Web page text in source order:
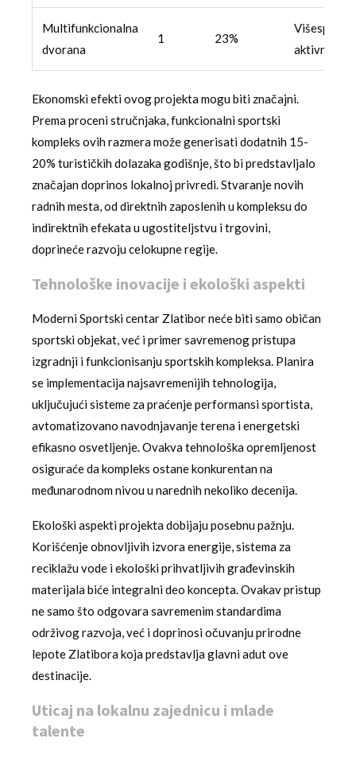
Multifunkcionalna
dvorana
1 23%
aktivnosti
Ekonomski efekti ovog projekta mogu biti značajni.
Prema proceni stručnjaka, funkcionalni sportski
kompleks ovih razmera može generisati dodatnih 15-
20% turističkih dolazaka godišnje, što bi predstavljalo
značajan doprinos lokalnoj privredi. Stvaranje novih
radnih mesta, od direktnih zaposlenih u kompleksu do
indirektnih efekata u ugostiteljstvu i trgovini,
doprineće razvoju celokupne regije.
Tehnološke inovacije i ekološki aspekti
Moderni Sportski centar Zlatibor neće biti samo običan
sportski objekat, već i primer savremenog pristupa
izgradnji i funkcionisanju sportskih kompleksa. Planira
se implementacija najsavremenijih tehnologija,
uključujući sisteme za praćenje performansi sportista,
avtomatizovano navodnjavanje terena i energetski
efikasno osvetljenje. Ovakva tehnološka opremljenost
osiguraće da kompleks ostane konkurentan na
međunarodnom nivou u narednih nekoliko decenija.
Ekološki aspekti projekta dobijaju posebnu pažnju.
Korišćenje obnovljivih izvora energije, sistema za
reciklažu vode i ekološki prihvatljivih građevinskih
materijala biće integralni deo koncepta. Ovakav pristup
ne samo što odgovara savremenim standardima
održivog razvoja, već i doprinosi očuvanju prirodne
lepote Zlatibora koja predstavlja glavni adut ove
destinacije.
Uticaj na lokalnu zajednicu i mlade
talente